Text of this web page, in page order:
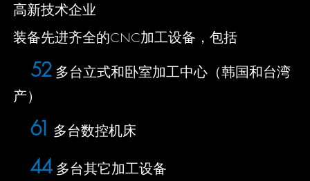
高新技术企业
装备先进齐全的CNC加工设备，包括
60 多台立式和卧室加工中心（韩国和台湾
产）
70 多台数控机床
50 多台其它加工设备